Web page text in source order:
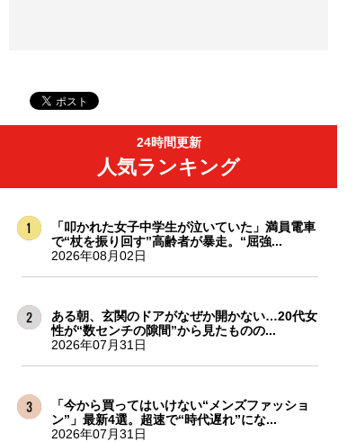
24時間更新
人気ランキング
「叩かれた女子中学生が泣いていた」満員電車
で“杖を振り回す”高齢者が暴走。“屈強...
2026年08月02日
ある朝、玄関のドアがなぜか開かない…20代女
性が“数センチの隙間”から見たものの...
2026年07月31日
「今から買ってはいけない“メンズファッショ
ン”」最新4選。超速で“時代遅れ”にな...
2026年07月31日